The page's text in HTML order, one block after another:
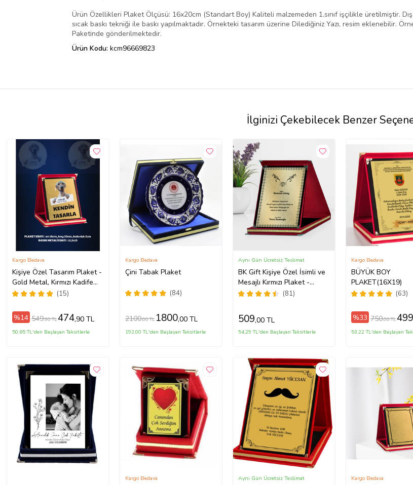
Ürün Özellikleri Plaket Ölçüsü: 16x20cm (Standart Boy) Kaliteli malzemeden 1.sınıf işçilikle üretilmiştir. Dış
sıcak baskı tekniği ile baskı yapılmaktadır. Örnekteki tasarım üzerine Dilediğiniz Yazı, resim eklenebilir.
Paketinde gönderilmektedir.
Ürün Kodu: kcm96669823
İlginizi Çekebilecek Benzer
Kişiye Özel Tasarım Plaket -
Gold Metal, Kırmızı Kadife
Kutulu / Kendin Tasarla
(15)
Kargo Bedava
%14 549,90 TL474,90 TL
50,65 TL'den Başlayan Taksitlerle
Çini Tabak Plaket
(84)
Kargo Bedava
2100,00 TL 1800,00 TL
192,00 TL'den Başlayan Taksitlerle
BK Gift Kişiye Özel İsimli ve
Mesajlı Kırmızı Plaket -
Öğretmenler Günü,
(81)
Aynı Gün Ücretsiz Teslimat
509,00 TL
54,29 TL'den Başlayan Taksitlerle
BÜYÜK BOY
PLAKET(16X19)
(63)
Kargo Bedava
%33 750,00 TL499
53,22 TL'den Başlayan
Kargo Bedava Aynı Gün Ücretsiz Teslimat Kargo Bedava